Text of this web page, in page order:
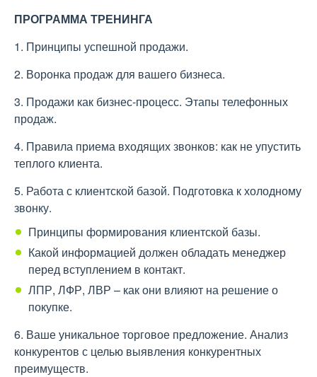
ПРОГРАММА ТРЕНИНГА
1. Принципы успешной продажи.
2. Воронка продаж для вашего бизнеса.
3. Продажи как бизнес-процесс. Этапы телефонных
продаж.
4. Правила приема входящих звонков: как не упустить
теплого клиента.
5. Работа с клиентской базой. Подготовка к холодному
звонку.
Принципы формирования клиентской базы.
Какой информацией должен обладать менеджер
перед вступлением в контакт.
ЛПР, ЛФР, ЛВР – как они влияют на решение о
покупке.
6. Ваше уникальное торговое предложение. Анализ
конкурентов с целью выявления конкурентных
преимуществ.